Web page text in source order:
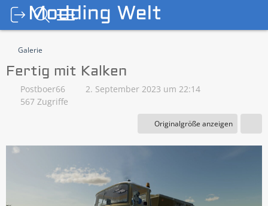
Galerie
Fertig mit Kalken
Postboer66
2. September 2023 um 22:14
567 Zugriffe
Originalgröße anzeigen